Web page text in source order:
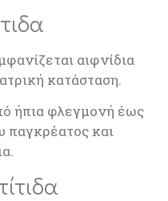
αιφνίδια
κατάσταση.
ήπια φλεγμονή έως
παγκρέατος και